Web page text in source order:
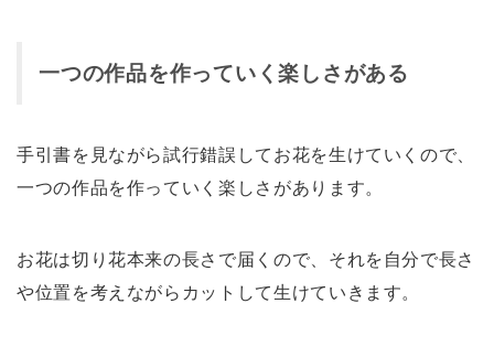
一つの作品を作っていく楽しさがある
手引書を見ながら試行錯誤してお花を生けていくので、
一つの作品を作っていく楽しさがあります。
お花は切り花本来の長さで届くので、それを自分で長さ
や位置を考えながらカットして生けていきます。